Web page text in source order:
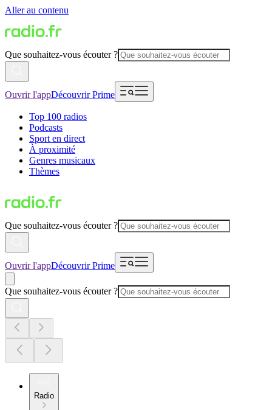
Aller au contenu
Que souhaitez-vous écouter ?
Ouvrir l'appDécouvrir Prime
Top 100 radios
Podcasts
Sport en direct
À proximité
Genres musicaux
Thèmes
Que souhaitez-vous écouter ?
Ouvrir l'appDécouvrir Prime
Que souhaitez-vous écouter ?
Radio